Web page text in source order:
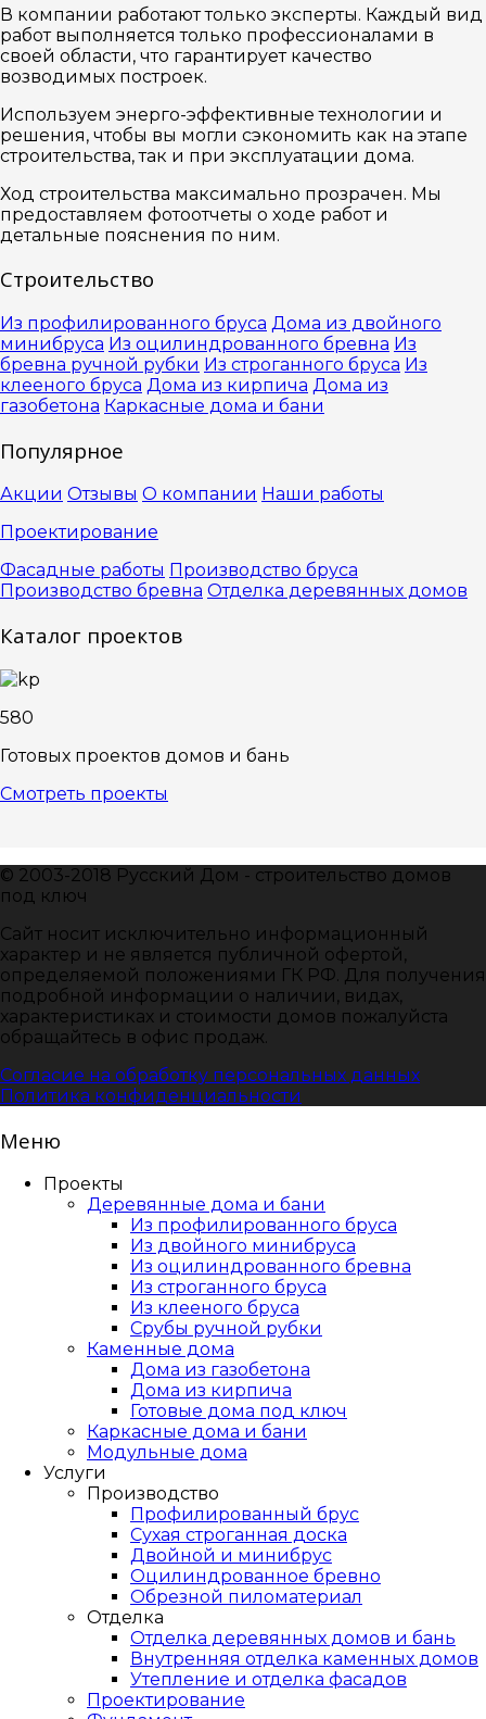
В компании работают только эксперты. Каждый вид
работ выполняется только профессионалами в
своей области, что гарантирует качество
возводимых построек.
Используем энерго-эффективные технологии и
решения, чтобы вы могли сэкономить как на этапе
строительства, так и при эксплуатации дома.
Ход строительства максимально прозрачен. Мы
предоставляем фотоотчеты о ходе работ и
детальные пояснения по ним.
Строительство
Из профилированного бруса Дома из двойного
минибруса Из оцилиндрованного бревна Из
бревна ручной рубки Из строганного бруса Из
клееного бруса Дома из кирпича Дома из
газобетона Каркасные дома и бани
Популярное
Акции Отзывы О компании Наши работы
Проектирование
Фасадные работы Производство бруса
Производство бревна Отделка деревянных домов
Каталог проектов
580
Готовых проектов домов и бань
Смотреть проекты
© 2003-2018 Русский Дом - строительство домов
под ключ
Сайт носит исключительно информационный
характер и не является публичной офертой,
определяемой положениями ГК РФ. Для получения
подробной информации о наличии, видах,
характеристиках и стоимости домов пожалуйста
обращайтесь в офис продаж.
Согласие на обработку персональных данных
Политика конфиденциальности
Меню
Проекты
Деревянные дома и бани
Из профилированного бруса
Из двойного минибруса
Из оцилиндрованного бревна
Из строганного бруса
Из клееного бруса
Срубы ручной рубки
Каменные дома
Дома из газобетона
Дома из кирпича
Готовые дома под ключ
Каркасные дома и бани
Модульные дома
Услуги
Производство
Профилированный брус
Сухая строганная доска
Двойной и минибрус
Оцилиндрованное бревно
Обрезной пиломатериал
Отделка
Отделка деревянных домов и бань
Внутренняя отделка каменных домов
Утепление и отделка фасадов
Проектирование